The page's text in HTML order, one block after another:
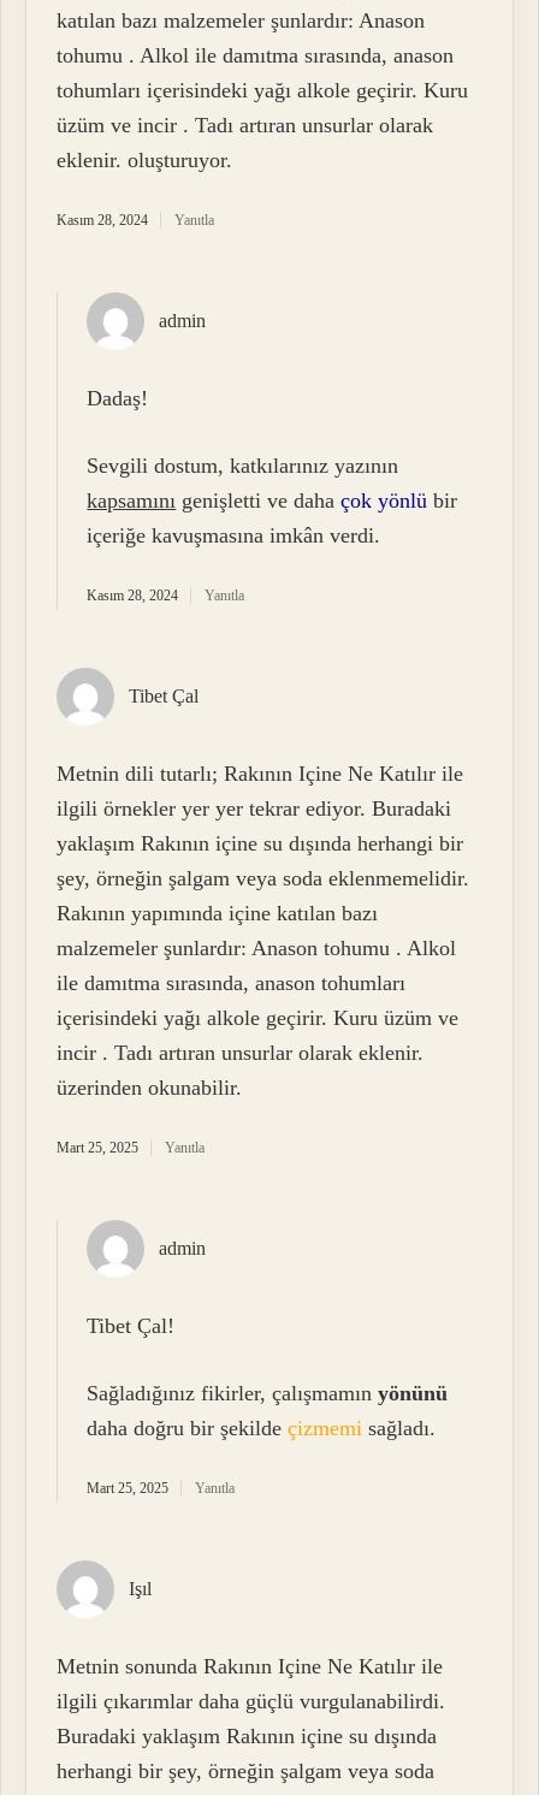
katılan bazı malzemeler şunlardır: Anason
tohumu . Alkol ile damıtma sırasında, anason
tohumları içerisindeki yağı alkole geçirir. Kuru
üzüm ve incir . Tadı artıran unsurlar olarak
eklenir. oluşturuyor.
Kasım 28, 2024 Yanıtla
admin
Dadaş!
Sevgili dostum, katkılarınız yazının
kapsamını genişletti ve dahaçok yönlü bir
içeriğe kavuşmasına imkân verdi.
Kasım 28, 2024 Yanıtla
Tibet Çal
Metnin dili tutarlı; Rakının Içine Ne Katılır ile
ilgili örnekler yer yer tekrar ediyor. Buradaki
yaklaşım Rakının içine su dışında herhangi bir
şey, örneğin şalgam veya soda eklenmemelidir.
Rakının yapımında içine katılan bazı
malzemeler şunlardır: Anason tohumu . Alkol
ile damıtma sırasında, anason tohumları
içerisindeki yağı alkole geçirir. Kuru üzüm ve
incir . Tadı artıran unsurlar olarak eklenir.
üzerinden okunabilir.
Mart 25, 2025 Yanıtla
admin
Tibet Çal!
Sağladığınız fikirler, çalışmamınyönünü
daha doğru bir şekildeçizmemi sağladı.
Mart 25, 2025 Yanıtla
Işıl
Metnin sonunda Rakının Içine Ne Katılır ile
ilgili çıkarımlar daha güçlü vurgulanabilirdi.
Buradaki yaklaşım Rakının içine su dışında
herhangi bir şey, örneğin şalgam veya soda